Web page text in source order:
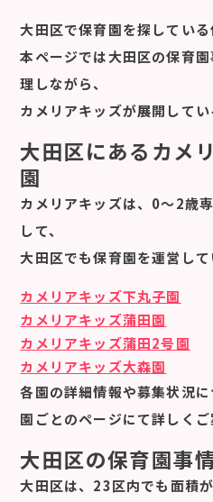
大田区で保育園を探している
本ページでは大田区の保育
理しながら、
カメリアキッズが展開してい
大田区にあるカメ
園
カメリアキッズは、0〜2歳
して、
大田区でも保育園を運営して
カメリアキッズ下丸子園
カメリアキッズ蒲田園
カメリアキッズ蒲田2号園
カメリアキッズ大森園
各園の詳細情報や募集状況に
園ごとのページにて詳しくご
大田区の保育園事
大田区は、23区内でも面積が